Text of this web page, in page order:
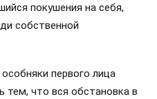
покушения на себя,
собственной
первого лица
что вся обстановка в